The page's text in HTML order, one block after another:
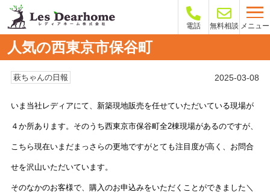
電話 無料相談 メニュー
人気の西東京市保谷町
萩ちゃんの日報 2025-03-08
いま当社レディアにて、新築現地販売を任せていただいている現場が
４か所あります。そのうち西東京市保谷町全2棟現場があるのですが、
こちら現在いまだまっさらの更地ですがとても注目度が高く、お問合
せを沢山いただいています。
そのなかのお客様で、購入のお申込みをいただくことができました＼